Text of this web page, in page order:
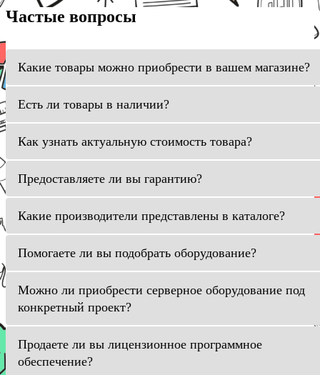
Частые вопросы
Какие товары можно приобрести в вашем магазине?
Есть ли товары в наличии?
Как узнать актуальную стоимость товара?
Предоставляете ли вы гарантию?
Какие производители представлены в каталоге?
Помогаете ли вы подобрать оборудование?
Можно ли приобрести серверное оборудование под
конкретный проект?
Продаете ли вы лицензионное программное
обеспечение?